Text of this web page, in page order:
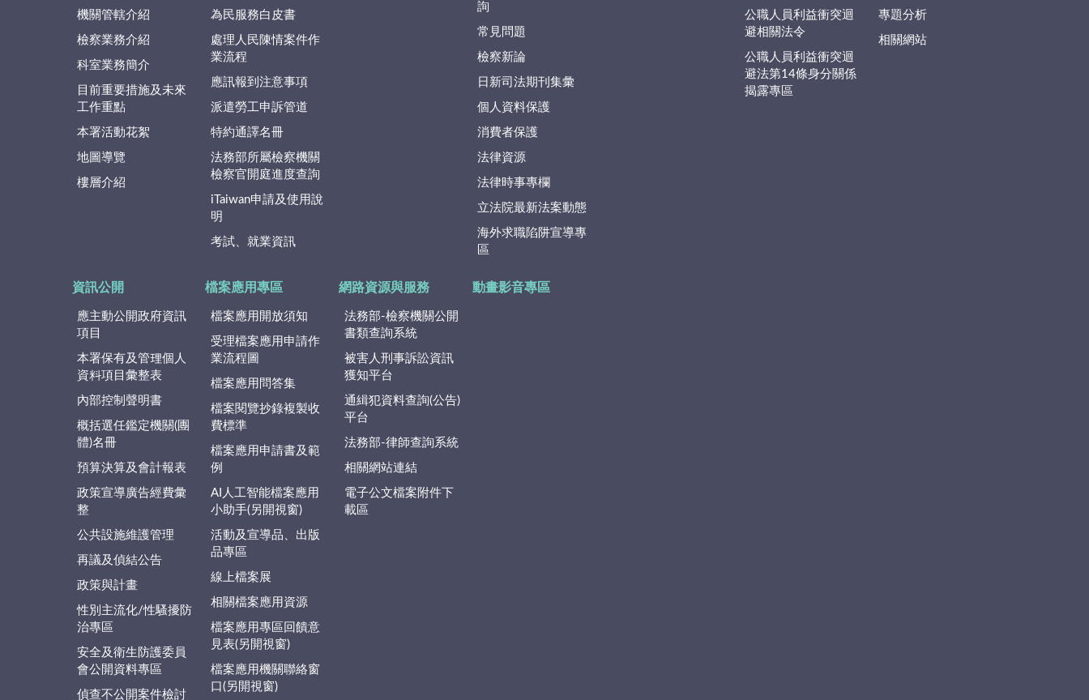
機關管轄介紹
檢察業務介紹
科室業務簡介
目前重要措施及未來
工作重點
本署活動花絮
地圖導覽
樓層介紹
為民服務白皮書
處理人民陳情案件作
業流程
應訊報到注意事項
派遣勞工申訴管道
特約通譯名冊
法務部所屬檢察機關
檢察官開庭進度查詢
iTaiwan申請及使用說
明
考試、就業資訊
詢
常見問題
檢察新論
日新司法期刊集彙
個人資料保護
消費者保護
法律資源
法律時事專欄
立法院最新法案動態
海外求職陷阱宣導專
區
公職人員利益衝突迴
避相關法令
公職人員利益衝突迴
避法第14條身分關係
揭露專區
專題分析
相關網站
資訊公開
應主動公開政府資訊
項目
本署保有及管理個人
資料項目彙整表
內部控制聲明書
概括選任鑑定機關(團
體)名冊
預算決算及會計報表
政策宣導廣告經費彙
整
公共設施維護管理
再議及偵結公告
政策與計畫
性別主流化/性騷擾防
治專區
安全及衛生防護委員
會公開資料專區
偵查不公開案件檢討
檔案應用專區
檔案應用開放須知
受理檔案應用申請作
業流程圖
檔案應用問答集
檔案閱覽抄錄複製收
費標準
檔案應用申請書及範
例
AI人工智能檔案應用
小助手(另開視窗)
活動及宣導品、出版
品專區
線上檔案展
相關檔案應用資源
檔案應用專區回饋意
見表(另開視窗)
檔案應用機關聯絡窗
口(另開視窗)
網路資源與服務
法務部-檢察機關公開
書類查詢系統
被害人刑事訴訟資訊
獲知平台
通緝犯資料查詢(公告)
平台
法務部-律師查詢系統
相關網站連結
電子公文檔案附件下
載區
動畫影音專區